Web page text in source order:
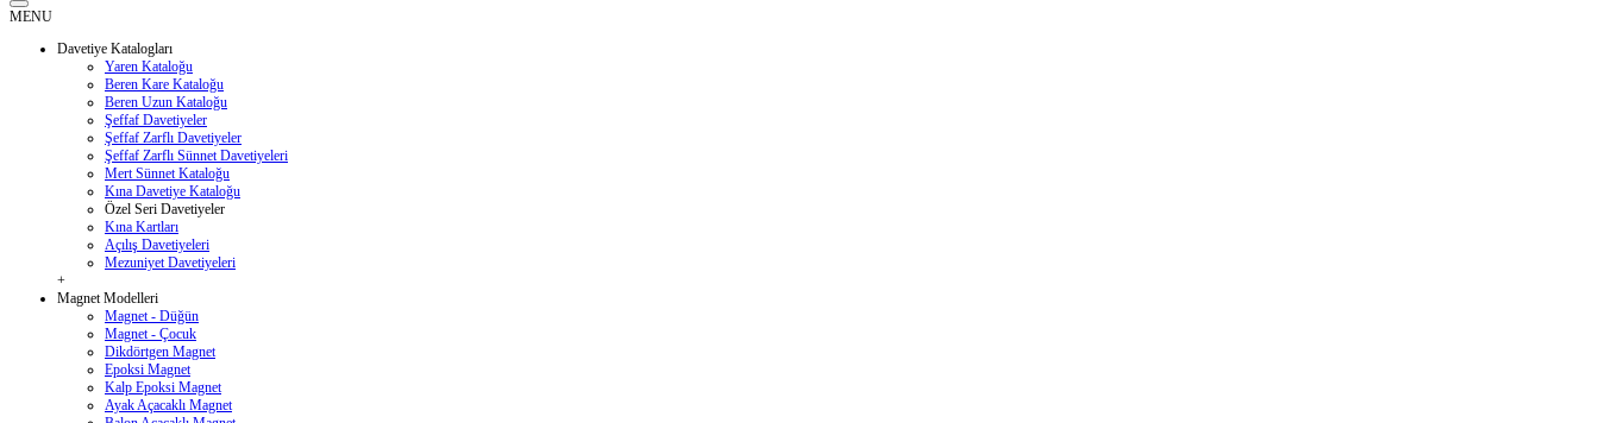
MENU
Davetiye Katalogları
Yaren Kataloğu
Beren Kare Kataloğu
Beren Uzun Kataloğu
Şeffaf Davetiyeler
Şeffaf Zarflı Davetiyeler
Şeffaf Zarflı Sünnet Davetiyeleri
Mert Sünnet Kataloğu
Kına Davetiye Kataloğu
Özel Seri Davetiyeler
Kına Kartları
Açılış Davetiyeleri
Mezuniyet Davetiyeleri
+
Magnet Modelleri
Magnet - Düğün
Magnet - Çocuk
Dikdörtgen Magnet
Epoksi Magnet
Kalp Epoksi Magnet
Ayak Açacaklı Magnet